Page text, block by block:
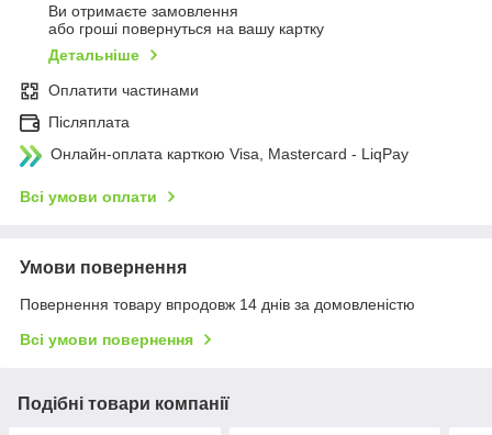
Ви отримаєте замовлення
або гроші повернуться на вашу картку
Детальніше
Оплатити частинами
Післяплата
Онлайн-оплата карткою Visa, Mastercard - LiqPay
Всі умови оплати
Умови повернення
Повернення товару впродовж 14 днів за домовленістю
Всі умови повернення
Подібні товари компанії